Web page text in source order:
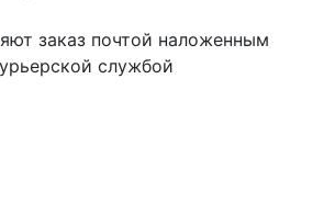
заказ почтой наложенным
службой